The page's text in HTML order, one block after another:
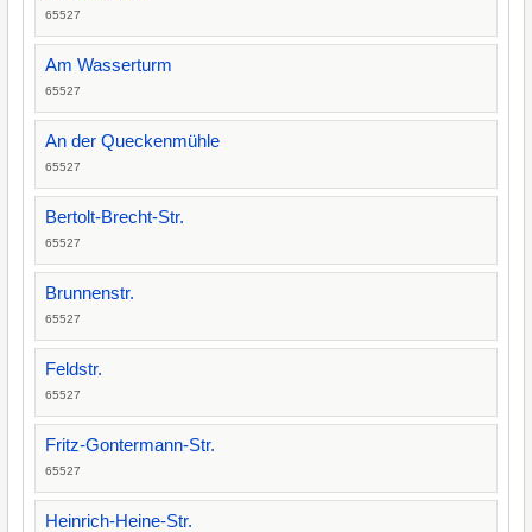
65527
Am Wasserturm
65527
An der Queckenmühle
65527
Bertolt-Brecht-Str.
65527
Brunnenstr.
65527
Feldstr.
65527
Fritz-Gontermann-Str.
65527
Heinrich-Heine-Str.